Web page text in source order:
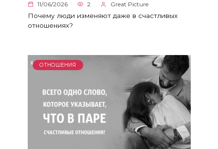
11/06/2026 2 Great Picture
Почему люди изменяют даже в счастливых
отношениях?
ОТНОШЕНИЯ